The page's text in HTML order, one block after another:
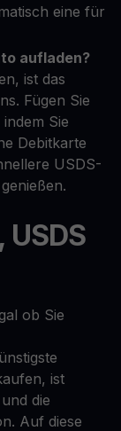
eine für
aufladen?
ist das
Fügen Sie
Sie
Debitkarte
USDS-
ob Sie
ist
die
Auf diese